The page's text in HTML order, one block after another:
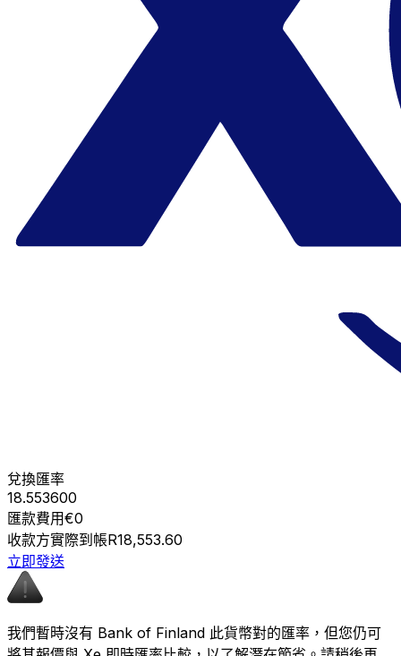
兌換匯率
18.553600
匯款費用€0
收款方實際到帳R18,553.60
立即發送
我們暫時沒有 Bank of Finland 此貨幣對的匯率，但您仍可